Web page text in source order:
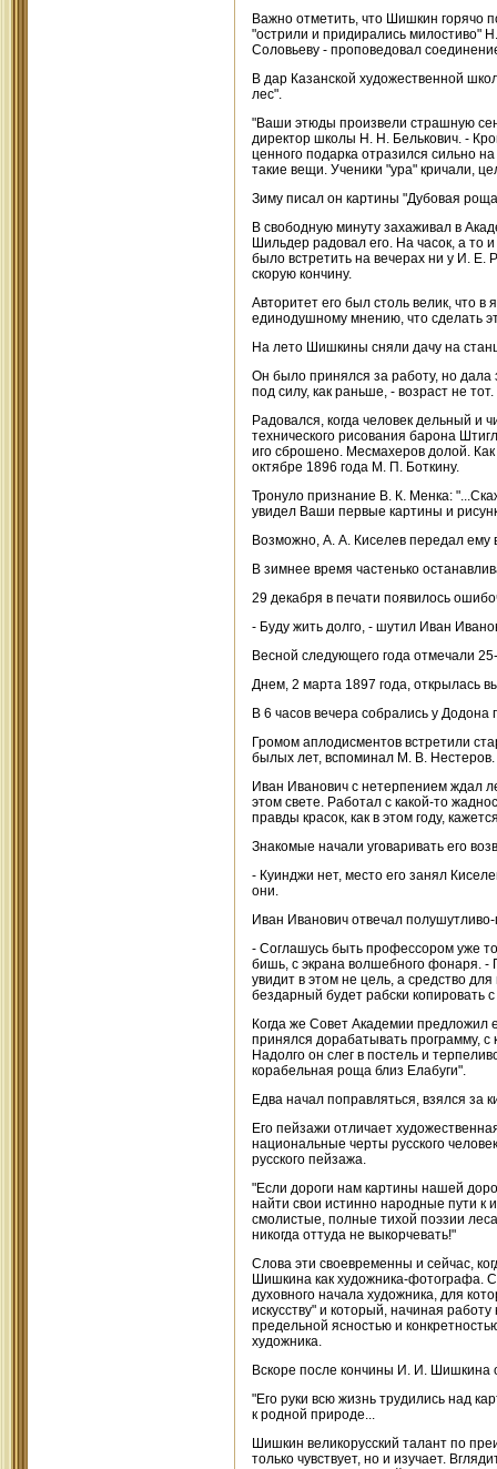
Важно отметить, что Шишкин горячо
"острили и придирались милостиво"
Соловьеву - проповедовал
В дар Казанской художественной
лес".
"Ваши этюды произвели страшную
директор школы Н. Н. Белькович. -
ценного подарка отразился сильно
такие вещи. Ученики "ура" кричали,
Зиму писал он картины "Дубовая
В свободную минуту захаживал в
Шильдер радовал его. На часок, а то
было встретить на вечерах ни у И. Е.
скорую кончину.
Авторитет его был столь велик, что
единодушному мнению, что сделать
На лето Шишкины сняли дачу на
Он было принялся за работу, но дала
под силу, как раньше, - возраст не
Радовался, когда человек дельный и
технического рисования барона
иго сброшено. Месмахеров долой. Как
октябре 1896 года М. П. Боткину.
Тронуло признание В. К. Менка:
увидел Ваши первые картины и
Возможно, А. А. Киселев передал ему
В зимнее время частенько
29 декабря в печати появилось
- Буду жить долго, - шутил Иван
Весной следующего года отмечали
Днем, 2 марта 1897 года, открылась
В 6 часов вечера собрались у Додона
Громом аплодисментов встретили
былых лет, вспоминал М. В. Нестеров.
Иван Иванович с нетерпением ждал
этом свете. Работал с какой-то
правды красок, как в этом году,
Знакомые начали уговаривать его
- Куинджи нет, место его занял
они.
Иван Иванович отвечал
- Соглашусь быть профессором уже
бишь, с экрана волшебного фонаря. -
увидит в этом не цель, а средство
бездарный будет рабски копировать
Когда же Совет Академии предложил
принялся дорабатывать программу,
Надолго он слег в постель и
корабельная роща близ Елабуги".
Едва начал поправляться, взялся за
Его пейзажи отличает
национальные черты русского
русского пейзажа.
"Если дороги нам картины нашей
найти свои истинно народные пути к
смолистые, полные тихой поэзии
никогда оттуда не выкорчевать!"
Слова эти своевременны и сейчас,
Шишкина как художника-фотографа.
духовного начала художника, для
искусству" и который, начиная
предельной ясностью и
художника.
Вскоре после кончины И. И. Шишкина
"Его руки всю жизнь трудились над
к родной природе...
Шишкин великорусский талант по
только чувствует, но и изучает.